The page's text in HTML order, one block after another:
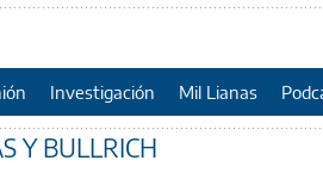
Investigación Mil Lianas
Y BULLRICH